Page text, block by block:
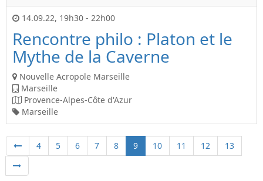
14.09.22, 19h30 - 22h00
Rencontre philo : Platon et le
Mythe de la Caverne
Nouvelle Acropole Marseille
Marseille
Provence-Alpes-Côte d'Azur
Marseille
4 5 6 7 8 9 10 11 12 13